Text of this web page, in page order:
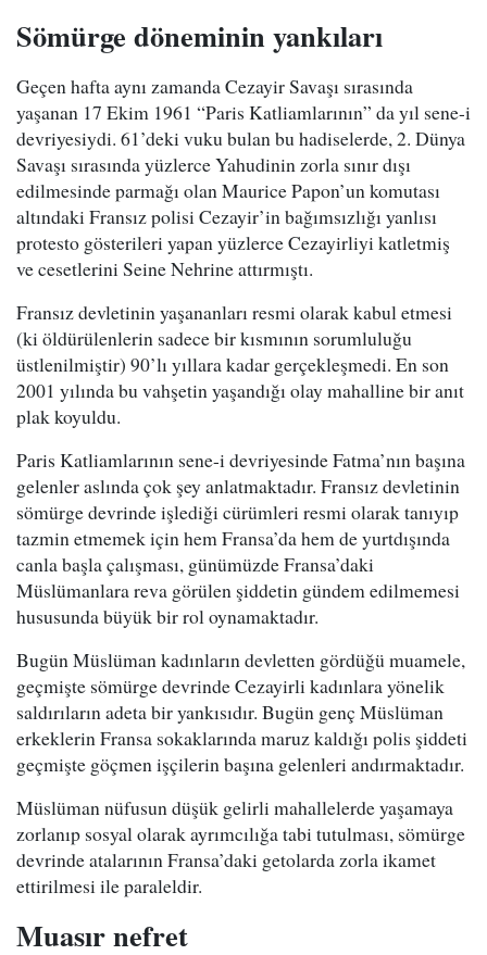
Sömürge döneminin yankıları
Geçen hafta aynı zamanda Cezayir Savaşı sırasında
yaşanan 17 Ekim 1961 “Paris Katliamlarının” da yıl sene-i
devriyesiydi. 61’deki vuku bulan bu hadiselerde, 2. Dünya
Savaşı sırasında yüzlerce Yahudinin zorla sınır dışı
edilmesinde parmağı olan Maurice Papon’un komutası
altındaki Fransız polisi Cezayir’in bağımsızlığı yanlısı
protesto gösterileri yapan yüzlerce Cezayirliyi katletmiş
ve cesetlerini Seine Nehrine attırmıştı.
Fransız devletinin yaşananları resmi olarak kabul etmesi
(ki öldürülenlerin sadece bir kısmının sorumluluğu
üstlenilmiştir) 90’lı yıllara kadar gerçekleşmedi. En son
2001 yılında bu vahşetin yaşandığı olay mahalline bir anıt
plak koyuldu.
Paris Katliamlarının sene-i devriyesinde Fatma’nın başına
gelenler aslında çok şey anlatmaktadır. Fransız devletinin
sömürge devrinde işlediği cürümleri resmi olarak tanıyıp
tazmin etmemek için hem Fransa’da hem de yurtdışında
canla başla çalışması, günümüzde Fransa’daki
Müslümanlara reva görülen şiddetin gündem edilmemesi
hususunda büyük bir rol oynamaktadır.
Bugün Müslüman kadınların devletten gördüğü muamele,
geçmişte sömürge devrinde Cezayirli kadınlara yönelik
saldırıların adeta bir yankısıdır. Bugün genç Müslüman
erkeklerin Fransa sokaklarında maruz kaldığı polis şiddeti
geçmişte göçmen işçilerin başına gelenleri andırmaktadır.
Müslüman nüfusun düşük gelirli mahallelerde yaşamaya
zorlanıp sosyal olarak ayrımcılığa tabi tutulması, sömürge
devrinde atalarının Fransa’daki getolarda zorla ikamet
ettirilmesi ile paraleldir.
Muasır nefret